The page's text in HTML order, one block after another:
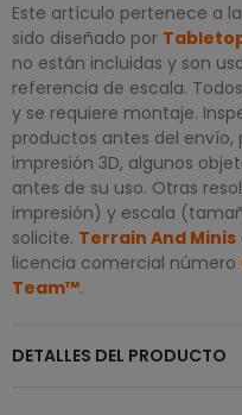
Este artículo pertenece a
sido diseñado por
no están incluidas y son
referencia de escala.
y se requiere montaje.
productos antes del envío,
impresión 3D, algunos
antes de su uso. Otras
impresión) y escala
solicite. Terrain And Minis
licencia comercial número
Team™.
DETALLES DEL PRODUCTO